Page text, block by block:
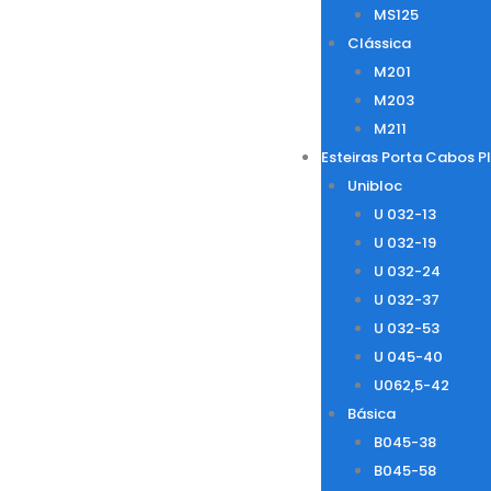
MS125
Clássica
M201
M203
M211
Esteiras Porta Cabos
Unibloc
U 032-13
U 032-19
U 032-24
U 032-37
U 032-53
U 045-40
U062,5-42
Básica
B045-38
B045-58